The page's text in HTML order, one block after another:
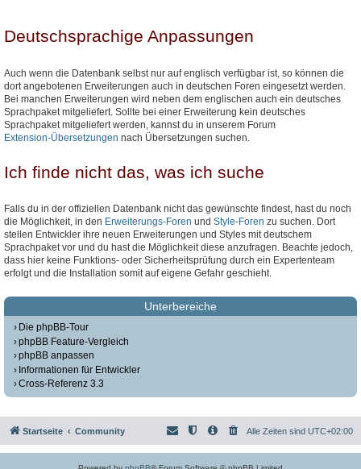
Deutschsprachige Anpassungen
Auch wenn die Datenbank selbst nur auf englisch verfügbar ist, so können die
dort angebotenen Erweiterungen auch in deutschen Foren eingesetzt werden.
Bei manchen Erweiterungen wird neben dem englischen auch ein deutsches
Sprachpaket mitgeliefert. Sollte bei einer Erweiterung kein deutsches
Sprachpaket mitgeliefert werden, kannst du in unserem Forum
Extension-Übersetzungen nach Übersetzungen suchen.
Ich finde nicht das, was ich suche
Falls du in der offiziellen Datenbank nicht das gewünschte findest, hast du noch
die Möglichkeit, in den Erweiterungs-Foren und Style-Foren zu suchen. Dort
stellen Entwickler ihre neuen Erweiterungen und Styles mit deutschem
Sprachpaket vor und du hast die Möglichkeit diese anzufragen. Beachte jedoch,
dass hier keine Funktions- oder Sicherheitsprüfung durch ein Expertenteam
erfolgt und die Installation somit auf eigene Gefahr geschieht.
Unterbereiche
Die phpBB-Tour
phpBB Feature-Vergleich
phpBB anpassen
Informationen für Entwickler
Cross-Referenz 3.3
Startseite Community Alle Zeiten sind UTC+02:00